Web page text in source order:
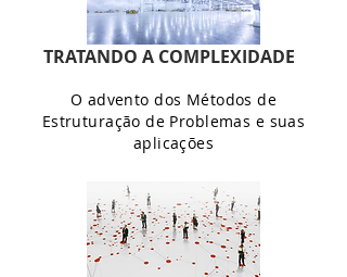
TRATANDO A COMPLEXIDADE
O advento dos Métodos de
Estruturação de Problemas e suas
aplicações